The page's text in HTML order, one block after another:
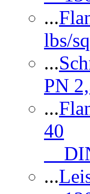
...
lbs/
...
PN
...
40
...